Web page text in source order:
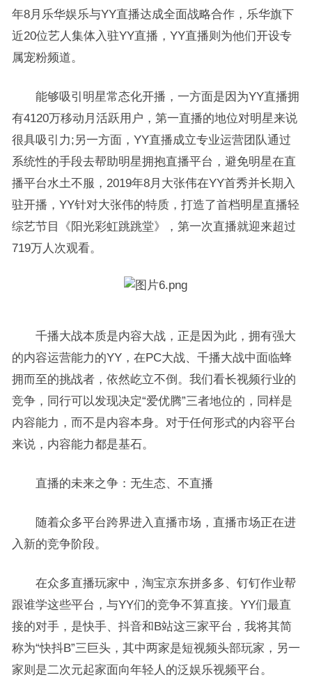
年8月乐华娱乐与YY直播达成全面战略合作，乐华旗下
近20位艺人集体入驻YY直播，YY直播则为他们开设专
属宠粉频道。
能够吸引明星常态化开播，一方面是因为YY直播拥
有4120万移动月活跃用户，第一直播的地位对明星来说
很具吸引力;另一方面，YY直播成立专业运营团队通过
系统性的手段去帮助明星拥抱直播平台，避免明星在直
播平台水土不服，2019年8月大张伟在YY首秀并长期入
驻开播，YY针对大张伟的特质，打造了首档明星直播轻
综艺节目《阳光彩虹跳跳堂》，第一次直播就迎来超过
719万人次观看。
千播大战本质是内容大战，正是因为此，拥有强大
的内容运营能力的YY，在PC大战、千播大战中面临蜂
拥而至的挑战者，依然屹立不倒。我们看长视频行业的
竞争，同行可以发现决定“爱优腾”三者地位的，同样是
内容能力，而不是内容本身。对于任何形式的内容平台
来说，内容能力都是基石。
直播的未来之争：无生态、不直播
随着众多平台跨界进入直播市场，直播市场正在进
入新的竞争阶段。
在众多直播玩家中，淘宝京东拼多多、钉钉作业帮
跟谁学这些平台，与YY们的竞争不算直接。YY们最直
接的对手，是快手、抖音和B站这三家平台，我将其简
称为“快抖B”三巨头，其中两家是短视频头部玩家，另一
家则是二次元起家面向年轻人的泛娱乐视频平台。